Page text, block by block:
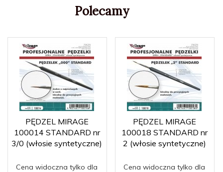
Polecamy
PĘDZEL MIRAGE
100014 STANDARD nr
3/0 (włosie syntetyczne)
Cena widoczna tylko dla
PĘDZEL MIRAGE
100018 STANDARD nr
2 (włosie syntetyczne)
Cena widoczna tylko dla